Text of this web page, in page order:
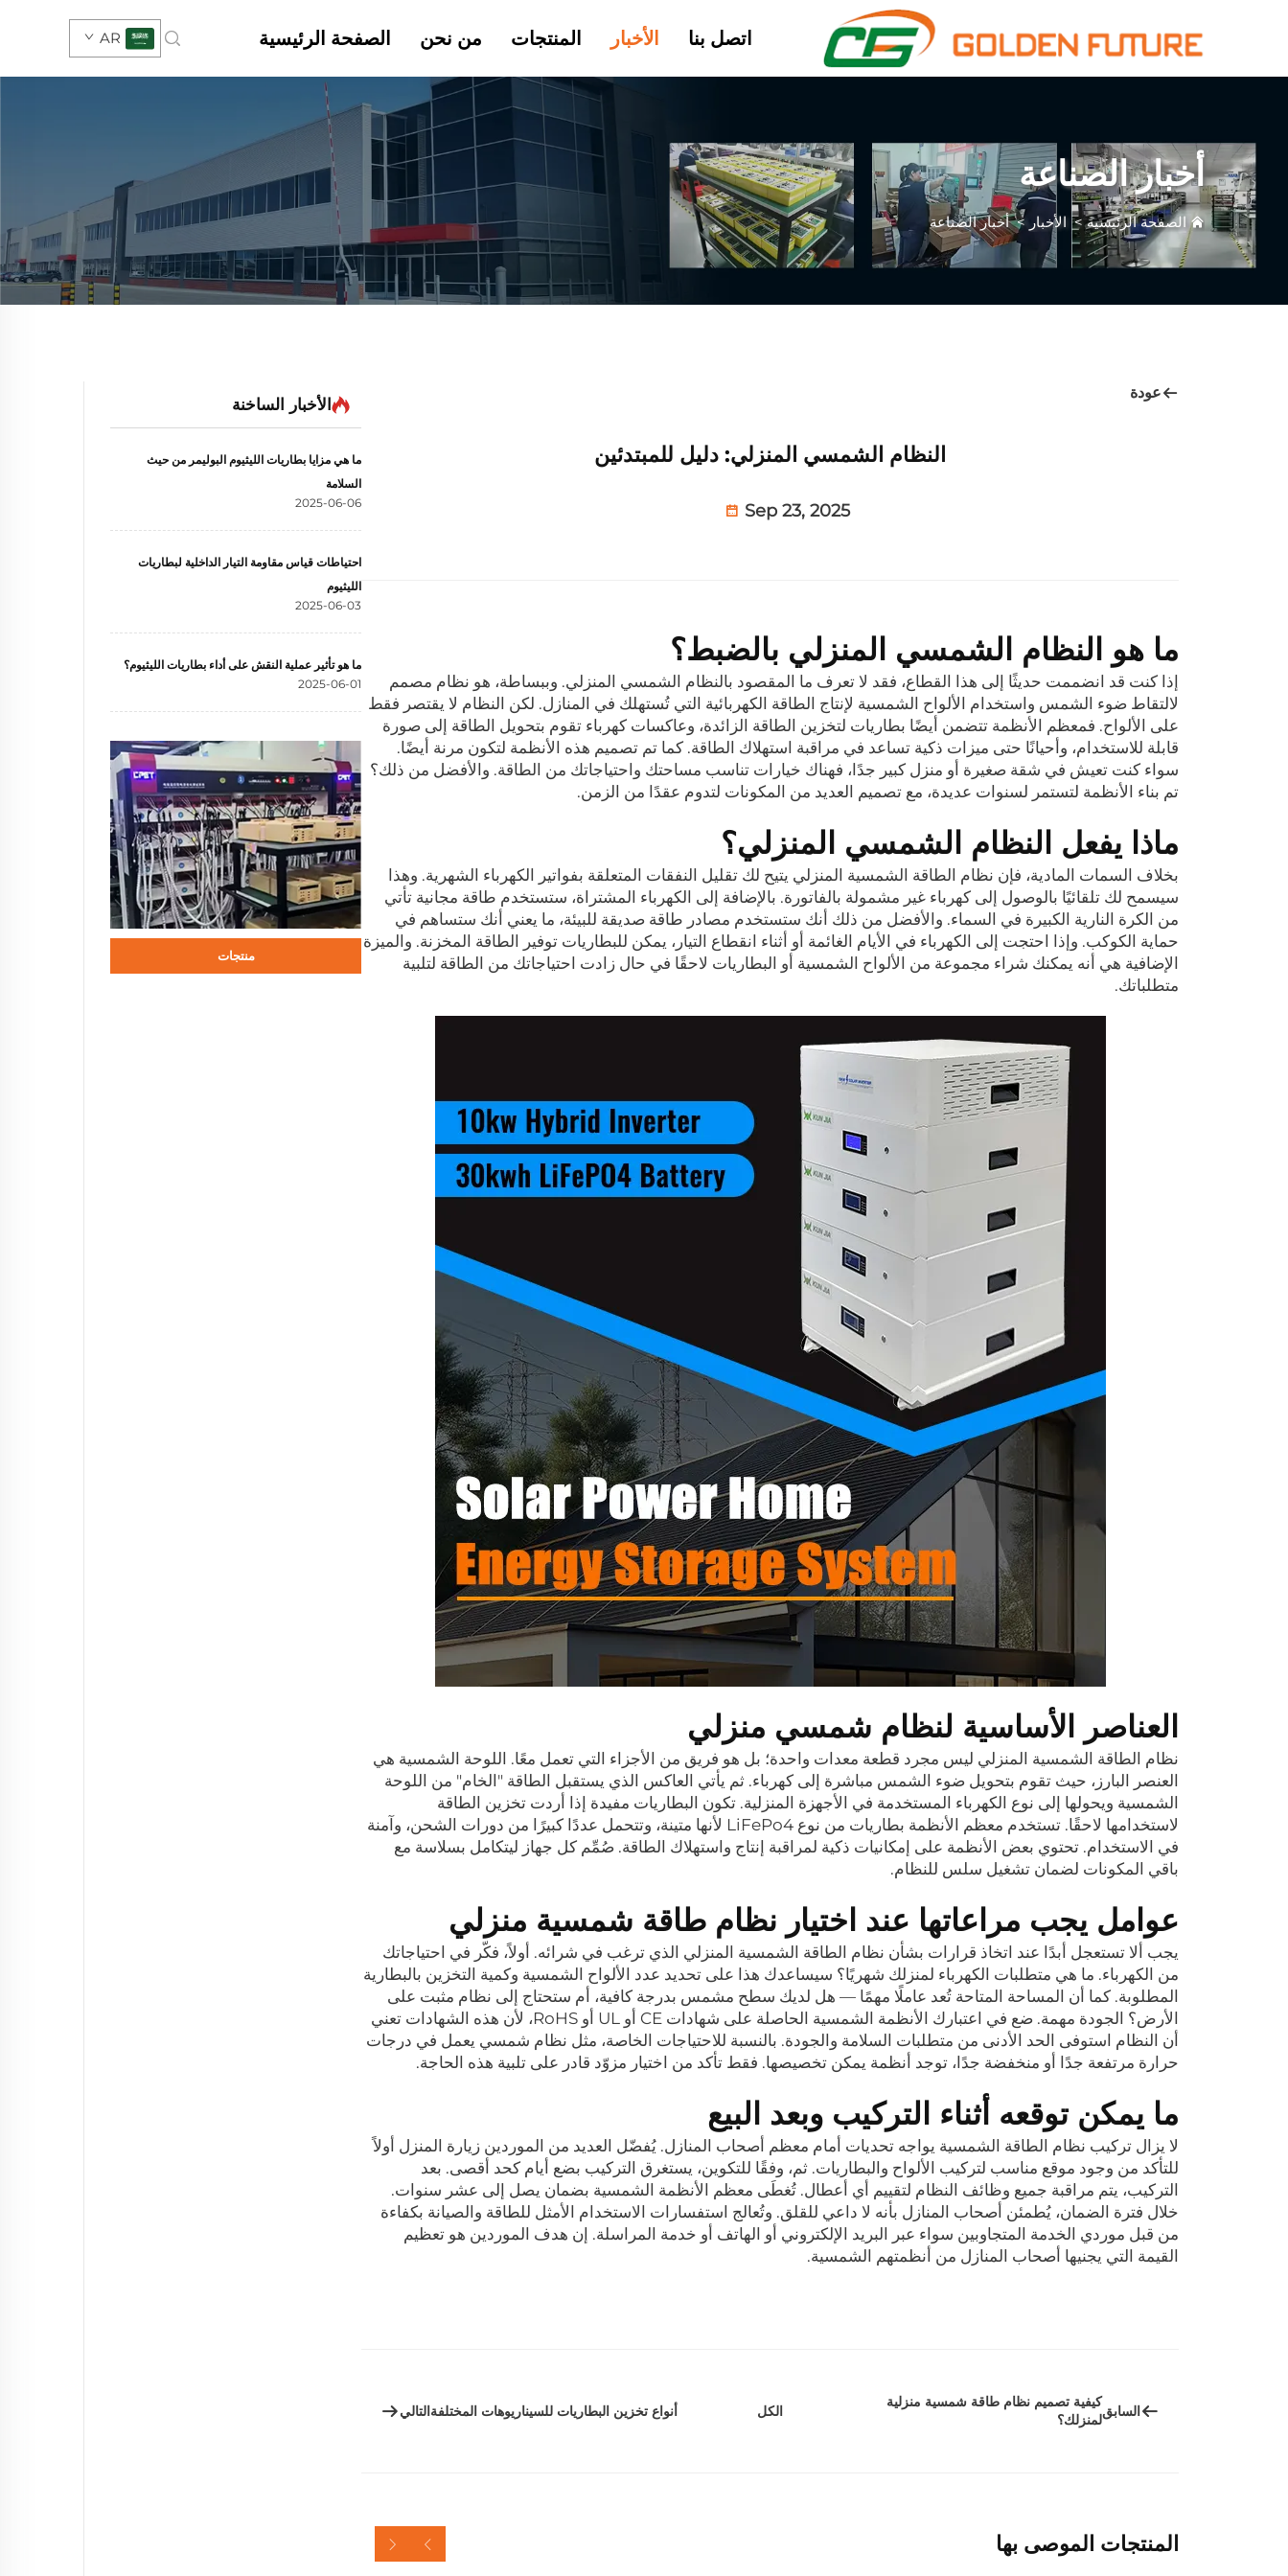
الصفحة الرئيسية من نحن المنتجات الأخبار اتصل بنا AR
أخبار الصناعة
الصفحة الرئيسية> الأخبار >أخبار الصناعة
عودة
النظام الشمسي المنزلي: دليل للمبتدئين
Sep 23, 2025
ما هو النظام الشمسي المنزلي بالضبط؟
إذا كنت قد انضممت حديثًا إلى هذا القطاع، فقد لا تعرف ما المقصود بالنظام الشمسي المنزلي. وببساطة، هو نظام مصمم
لالتقاط ضوء الشمس واستخدام الألواح الشمسية لإنتاج الطاقة الكهربائية التي تُستهلك في المنازل. لكن النظام لا يقتصر فقط
على الألواح. فمعظم الأنظمة تتضمن أيضًا بطاريات لتخزين الطاقة الزائدة، وعاكسات كهرباء تقوم بتحويل الطاقة إلى صورة
قابلة للاستخدام، وأحيانًا حتى ميزات ذكية تساعد في مراقبة استهلاك الطاقة. كما تم تصميم هذه الأنظمة لتكون مرنة أيضًا.
سواء كنت تعيش في شقة صغيرة أو منزل كبير جدًا، فهناك خيارات تناسب مساحتك واحتياجاتك من الطاقة. والأفضل من ذلك؟
تم بناء الأنظمة لتستمر لسنوات عديدة، مع تصميم العديد من المكونات لتدوم عقدًا من الزمن.
ماذا يفعل النظام الشمسي المنزلي؟
بخلاف السمات المادية، فإن نظام الطاقة الشمسية المنزلي يتيح لك تقليل النفقات المتعلقة بفواتير الكهرباء الشهرية. وهذا
سيسمح لك تلقائيًا بالوصول إلى كهرباء غير مشمولة بالفاتورة. بالإضافة إلى الكهرباء المشتراة، ستستخدم طاقة مجانية تأتي
من الكرة النارية الكبيرة في السماء. والأفضل من ذلك أنك ستستخدم مصادر طاقة صديقة للبيئة، ما يعني أنك ستساهم في
حماية الكوكب. وإذا احتجت إلى الكهرباء في الأيام الغائمة أو أثناء انقطاع التيار، يمكن للبطاريات توفير الطاقة المخزنة. والميزة
الإضافية هي أنه يمكنك شراء مجموعة من الألواح الشمسية أو البطاريات لاحقًا في حال زادت احتياجاتك من الطاقة لتلبية
متطلباتك.
العناصر الأساسية لنظام شمسي منزلي
نظام الطاقة الشمسية المنزلي ليس مجرد قطعة معدات واحدة؛ بل هو فريق من الأجزاء التي تعمل معًا. اللوحة الشمسية هي
العنصر البارز، حيث تقوم بتحويل ضوء الشمس مباشرة إلى كهرباء. ثم يأتي العاكس الذي يستقبل الطاقة "الخام" من اللوحة
الشمسية ويحولها إلى نوع الكهرباء المستخدمة في الأجهزة المنزلية. تكون البطاريات مفيدة إذا أردت تخزين الطاقة
لاستخدامها لاحقًا. تستخدم معظم الأنظمة بطاريات من نوع LiFePo4 لأنها متينة، وتتحمل عددًا كبيرًا من دورات الشحن، وآمنة
في الاستخدام. تحتوي بعض الأنظمة على إمكانيات ذكية لمراقبة إنتاج واستهلاك الطاقة. صُمِّم كل جهاز ليتكامل بسلاسة مع
باقي المكونات لضمان تشغيل سلس للنظام.
عوامل يجب مراعاتها عند اختيار نظام طاقة شمسية منزلي
يجب ألا تستعجل أبدًا عند اتخاذ قرارات بشأن نظام الطاقة الشمسية المنزلي الذي ترغب في شرائه. أولاً، فكّر في احتياجاتك
من الكهرباء. ما هي متطلبات الكهرباء لمنزلك شهريًا؟ سيساعدك هذا على تحديد عدد الألواح الشمسية وكمية التخزين بالبطارية
المطلوبة. كما أن المساحة المتاحة تُعد عاملًا مهمًا — هل لديك سطح مشمس بدرجة كافية، أم ستحتاج إلى نظام مثبت على
الأرض؟ الجودة مهمة. ضع في اعتبارك الأنظمة الشمسية الحاصلة على شهادات CE أو UL أو RoHS، لأن هذه الشهادات تعني
أن النظام استوفى الحد الأدنى من متطلبات السلامة والجودة. بالنسبة للاحتياجات الخاصة، مثل نظام شمسي يعمل في درجات
حرارة مرتفعة جدًا أو منخفضة جدًا، توجد أنظمة يمكن تخصيصها. فقط تأكد من اختيار مزوّد قادر على تلبية هذه الحاجة.
ما يمكن توقعه أثناء التركيب وبعد البيع
لا يزال تركيب نظام الطاقة الشمسية يواجه تحديات أمام معظم أصحاب المنازل. يُفضّل العديد من الموردين زيارة المنزل أولاً
للتأكد من وجود موقع مناسب لتركيب الألواح والبطاريات. ثم، وفقًا للتكوين، يستغرق التركيب بضع أيام كحد أقصى. بعد
التركيب، يتم مراقبة جميع وظائف النظام لتقييم أي أعطال. تُغطَى معظم الأنظمة الشمسية بضمان يصل إلى عشر سنوات.
خلال فترة الضمان، يُطمئن أصحاب المنازل بأنه لا داعي للقلق. وتُعالج استفسارات الاستخدام الأمثل للطاقة والصيانة بكفاءة
من قبل موردي الخدمة المتجاوبين سواء عبر البريد الإلكتروني أو الهاتف أو خدمة المراسلة. إن هدف الموردين هو تعظيم
القيمة التي يجنيها أصحاب المنازل من أنظمتهم الشمسية.
السابق
كيفية تصميم نظام طاقة شمسية منزلية
لمنزلك؟
الكل أنواع تخزين البطاريات للسيناريوهات المختلفةالتالي
المنتجات الموصى بها
الأخبار الساخنة
ما هي مزايا بطاريات الليثيوم البوليمر من حيث
السلامة
2025-06-06
احتياطات قياس مقاومة التيار الداخلية لبطاريات
الليثيوم
2025-06-03
ما هو تأثير عملية النقش على أداء بطاريات الليثيوم؟
2025-06-01
منتجات